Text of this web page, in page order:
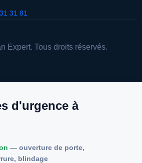
31 81
Expert. Tous droits réservés.
d'urgence à
— ouverture de porte,
blindage